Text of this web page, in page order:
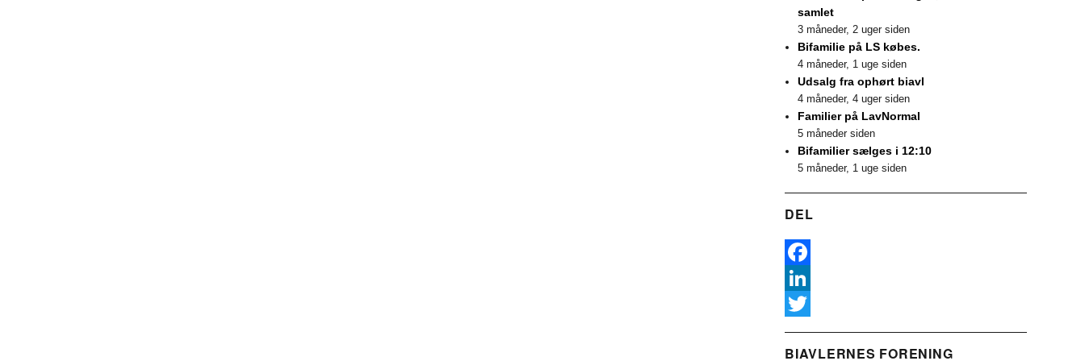
samlet
3 måneder, 2 uger siden
Bifamilie på LS købes.
4 måneder, 1 uge siden
Udsalg fra ophørt biavl
4 måneder, 4 uger siden
Familier på LavNormal
5 måneder siden
Bifamilier sælges i 12:10
5 måneder, 1 uge siden
DEL
F
a
e
L
nw
BIAVLERNES FORENING